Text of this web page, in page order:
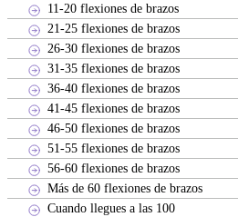
11-20 flexiones de brazos
21-25 flexiones de brazos
26-30 flexiones de brazos
31-35 flexiones de brazos
36-40 flexiones de brazos
41-45 flexiones de brazos
46-50 flexiones de brazos
51-55 flexiones de brazos
56-60 flexiones de brazos
Más de 60 flexiones de brazos
Cuando llegues a las 100